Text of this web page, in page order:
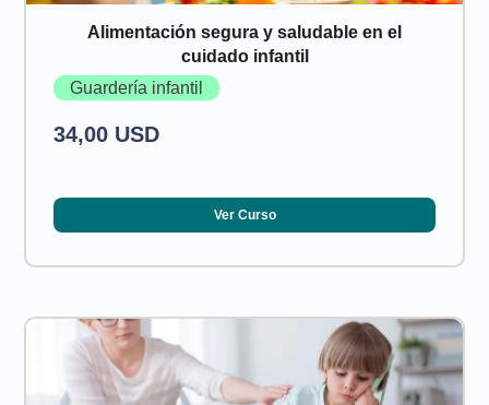
Alimentación segura y saludable en el
cuidado infantil
Guardería infantil
34,00 USD
Ver Curso